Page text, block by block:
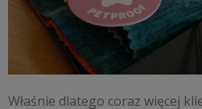
Właśnie dlatego coraz więcej